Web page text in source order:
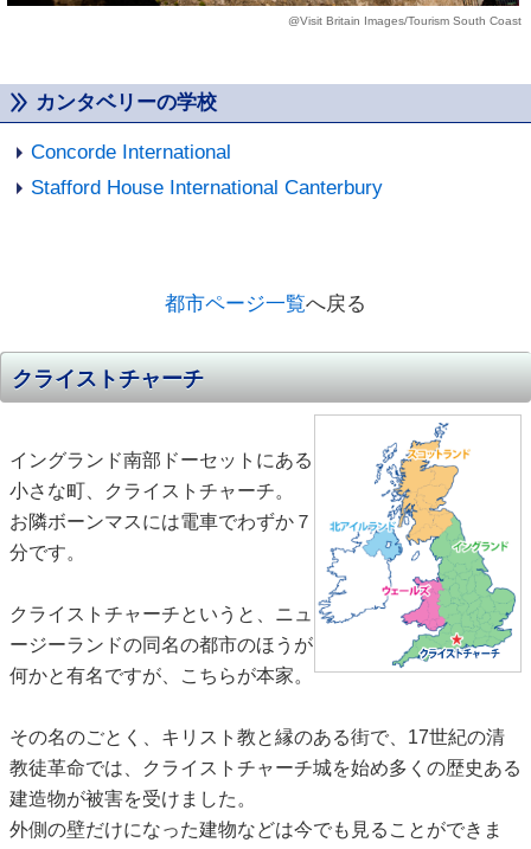
@Visit Britain Images/Tourism South Coast
カンタベリーの学校
Concorde International
Stafford House International Canterbury
都市ページ一覧へ戻る
クライストチャーチ
イングランド南部ドーセットにある
小さな町、クライストチャーチ。
お隣ボーンマスには電車でわずか７
分です。
クライストチャーチというと、ニュ
ージーランドの同名の都市のほうが
何かと有名ですが、こちらが本家。
その名のごとく、キリスト教と縁のある街で、17世紀の清
教徒革命では、クライストチャーチ城を始め多くの歴史ある
建造物が被害を受けました。
外側の壁だけになった建物などは今でも見ることができま